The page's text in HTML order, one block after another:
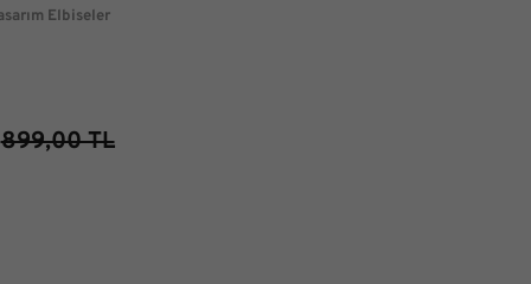
Elbiseler
899,00 TL